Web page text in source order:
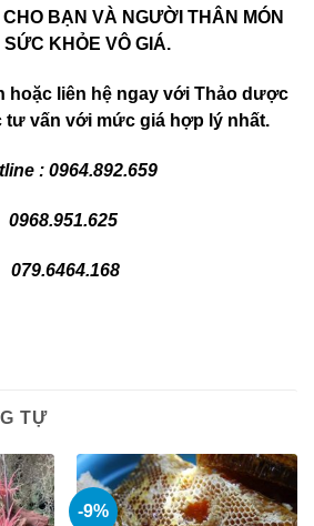
BẠN VÀ NGƯỜI THÂN MÓN
SỨC KHỎE VÔ GIÁ.
hoặc liên hệ ngay với Thảo dược
tư vấn với mức giá hợp lý nhất.
: 0964.892.659
0968.951.625
079.6464.168
TỰ
-9%